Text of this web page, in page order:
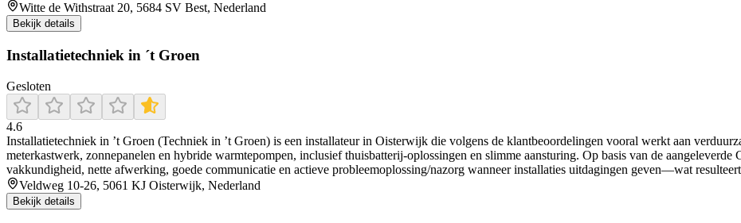
Witte de Withstraat 20, 5684 SV Best, Nederland
Bekijk details
Installatietechniek in ´t Groen
Gesloten
4.6
Installatietechniek in ’t Groen (Techniek in ’t Groen) is een installateur in Oisterwijk die volgens de klantbeoordelingen vooral werkt aan
meterkastwerk, zonnepanelen en hybride warmtepompen, inclusief thuisbatterij-oplossingen en slimme aansturing. Op basis van de
vakkundigheid, nette afwerking, goede communicatie en actieve probleemoplossing/nazorg wanneer installaties uitdagingen geven—wat
Veldweg 10-26, 5061 KJ Oisterwijk, Nederland
Bekijk details